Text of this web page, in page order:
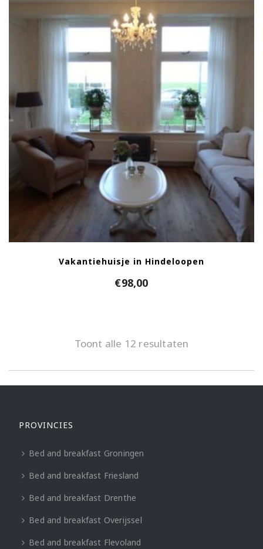
Vakantiehuisje in Hindeloopen
€98,00
Toont alle 12 resultaten
PROVINCIES
Bed and breakfast Groningen
Bed and breakfast Friesland
Bed and breakfast Drenthe
Bed and breakfast Overijssel
Bed and breakfast Flevoland